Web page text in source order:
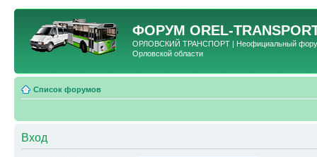
ФОРУМ OREL-
ОРЛОВСКИЙ ТРАНСПОРТ | Неофициальный форум
Орловской области
Список форумов
Вход